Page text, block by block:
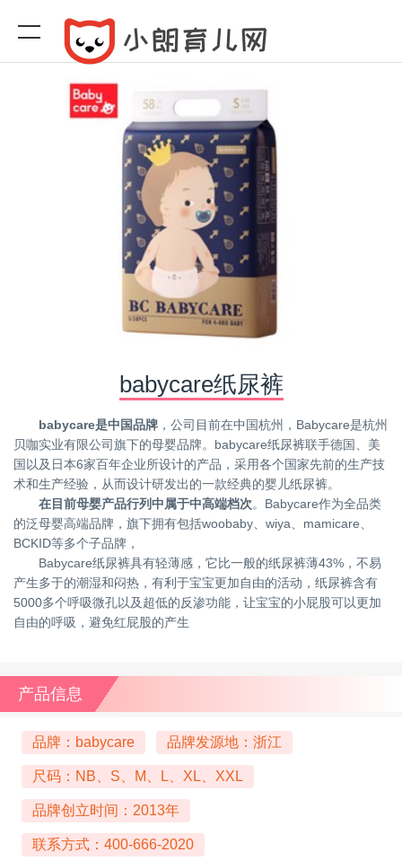
babycare纸尿裤
babycare是中国品牌 ，公司目前在中国杭州，Babycare是杭州
贝咖实业有限公司旗下的母婴品牌。babycare纸尿裤联手德国、美
国以及日本6家百年企业所设计的产品，采用各个国家先前的生产技
术和生产经验，从而设计研发出的一款经典的婴儿纸尿裤。
在目前母婴产品行列中属于中高端档次。Babycare作为全品类
的泛母婴高端品牌，旗下拥有包括woobaby、wiya、mamicare、
BCKID等多个子品牌，
Babycare纸尿裤具有轻薄感，它比一般的纸尿裤薄43%，不易
产生多于的潮湿和闷热，有利于宝宝更加自由的活动，纸尿裤含有
5000多个呼吸微孔以及超低的反渗功能，让宝宝的小屁股可以更加
自由的呼吸，避免红屁股的产生
产品信息
品牌：babycare 品牌发源地：浙江
尺码：NB、S、M、L、XL、XXL
品牌创立时间：2013年
联系方式：400-666-2020